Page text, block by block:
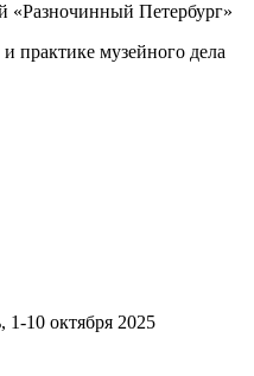
Петербург»
практике музейного дела
1-10 октября 2025